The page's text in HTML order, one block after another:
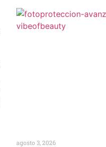
agosto 3, 2026